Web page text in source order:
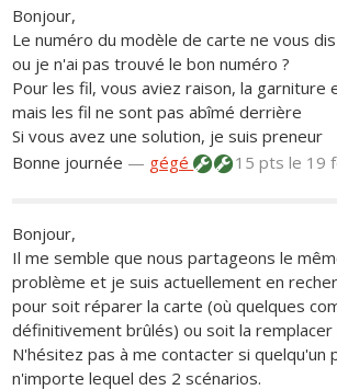
Bonjour,
Le numéro du modèle de carte ne vous
ou je n'ai pas trouvé le bon numéro ?
Pour les fil, vous aviez raison, la garniture
mais les fil ne sont pas abîmé derrière
Si vous avez une solution, je suis preneur
Bonne journée — gégé 15 ptsle 19
Bonjour,
Il me semble que nous partageons le
problème et je suis actuellement en
pour soit réparer la carte (où quelques
définitivement brûlés) ou soit la remplacer
N'hésitez pas à me contacter si quelqu'un
n'importe lequel des 2 scénarios.